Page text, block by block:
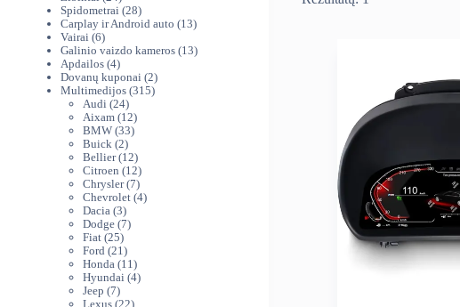
produktai
Spidometrai 2828
produktai
Carplay ir Android auto 1313
Vairai 66
produktai
Galinio vaizdo kameros 1313
Apdailos 44
produktai
Dovanų kuponai 22
produktai
Multimedijos 315315
Audi 2424
produktai
Aixam 1212
produktų
BMW 3333
Buick 22
produktai
Bellier 1212
produktų
Citroen 1212
produktų
Chrysler 77
produktai
Chevrolet 44
Dacia 33
produktai
Dodge 77
Fiat 2525
produktai
Ford 21 21
produktas
Honda 11 11
produktų
Hyundai 44
Jeep 77
produktai
Lexus 2222